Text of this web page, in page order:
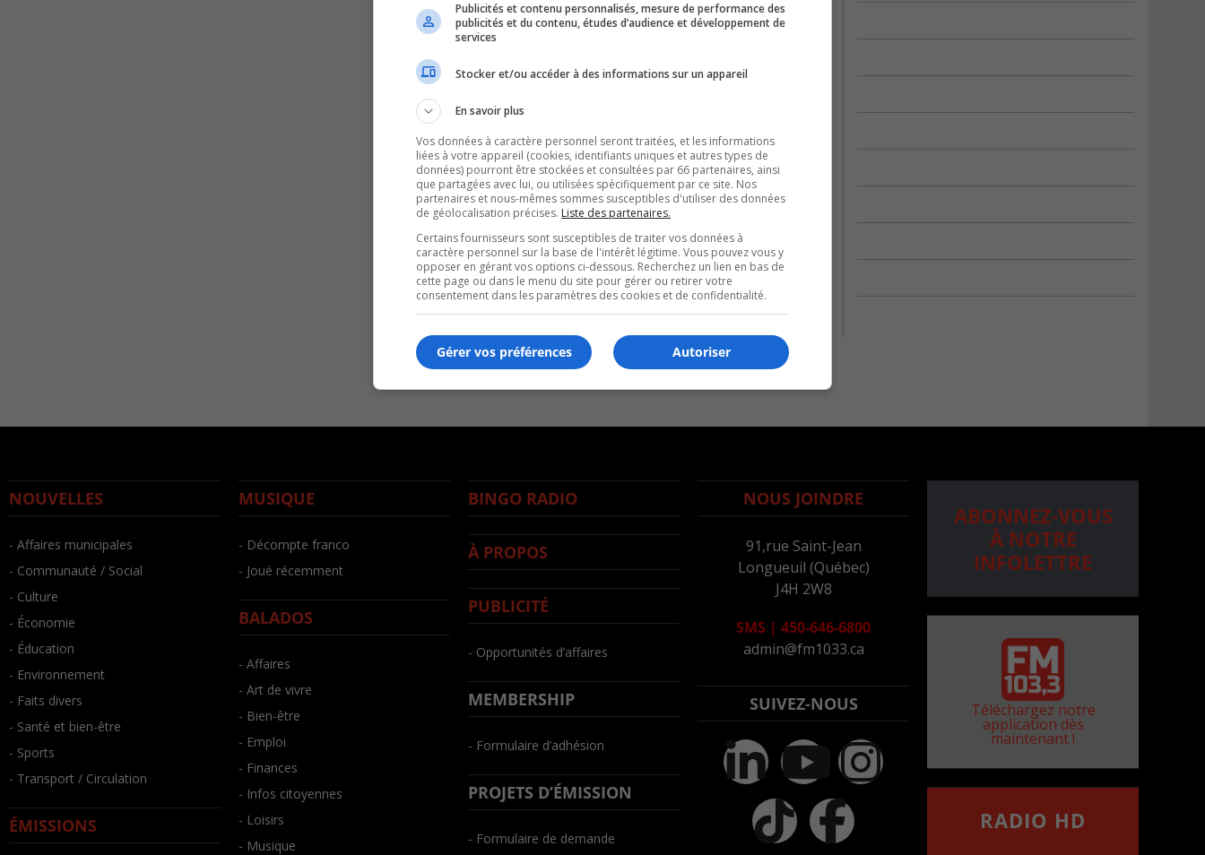
NOUVELLES
- Affaires municipales
- Communauté / Social
- Culture
- Économie
- Éducation
- Environnement
- Faits divers
- Santé et bien-être
- Sports
- Transport / Circulation
ÉMISSIONS
MUSIQUE
- Décompte franco
- Joué récemment
BALADOS
- Affaires
- Art de vivre
- Bien-être
- Emploi
- Finances
- Infos citoyennes
- Loisirs
- Musique
BINGO RADIO
À PROPOS
PUBLICITÉ
- Opportunités d’affaires
MEMBERSHIP
- Formulaire d’adhésion
PROJETS D’ÉMISSION
- Formulaire de demande
NOUS JOINDRE
91,rue Saint-Jean
Longueuil (Québec)
J4H 2W8
SMS | 450-646-6800
admin@fm1033.ca
SUIVEZ-NOUS
ABONNEZ-VOUS
À NOTRE
INFOLETTRE
Téléchargez notre
application dès
maintenant !
RADIO HD
Publicités et contenu personnalisés, mesure de performance des
publicités et du contenu, études d’audience et développement de
services
Stocker et/ou accéder à des informations sur un appareil
En savoir plus
Vos données à caractère personnel seront traitées, et les informations
liées à votre appareil (cookies, identifiants uniques et autres types de
données) pourront être stockées et consultées par 66 partenaires, ainsi
que partagées avec lui, ou utilisées spécifiquement par ce site. Nos
partenaires et nous-mêmes sommes susceptibles d'utiliser des données
de géolocalisation précises. Liste des partenaires.
Certains fournisseurs sont susceptibles de traiter vos données à
caractère personnel sur la base de l'intérêt légitime. Vous pouvez vous y
opposer en gérant vos options ci-dessous. Recherchez un lien en bas de
cette page ou dans le menu du site pour gérer ou retirer votre
consentement dans les paramètres des cookies et de confidentialité.
Autoriser
Gérer vos préférences